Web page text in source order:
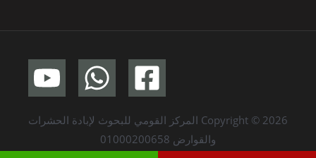
Copyright © 2026 المركز القومي للبحوث لإبادة الحشرات
والقوارض 01000200658